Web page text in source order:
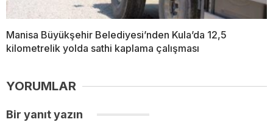
Manisa Büyükşehir Belediyesi’nden Kula’da 12,5
kilometrelik yolda sathi kaplama çalışması
YORUMLAR
Bir yanıt yazın